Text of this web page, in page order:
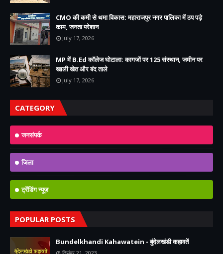
CMO की कमी से थमा विकास: महाराजपुर नगर पालिका में ठप पड़े
काम, जनता परेशान
July 17, 2026
MP में B.Ed कॉलेज घोटाला: कागजों पर 125 संस्थान, जमीन पर
खाली खेत और बंद ताले
July 17, 2026
CATEGORY
जनसंपर्क
जिला
ट्रेंडिंग न्यूज़
POPULAR POSTS
Bundelkhandi Kahawatein - बुंदेलखंडी कहावतें
दिसंबर 21, 2023